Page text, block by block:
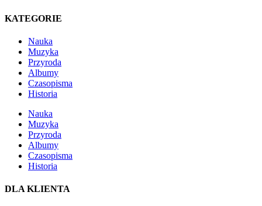
KATEGORIE
Nauka
Muzyka
Przyroda
Albumy
Czasopisma
Historia
Nauka
Muzyka
Przyroda
Albumy
Czasopisma
Historia
DLA KLIENTA